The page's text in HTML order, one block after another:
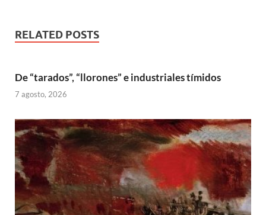
RELATED POSTS
De “tarados”, “llorones” e industriales tímidos
7 agosto, 2026